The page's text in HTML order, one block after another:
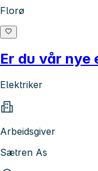
Florø
Er du vår nye
Elektriker
Arbeidsgiver
Sætren As